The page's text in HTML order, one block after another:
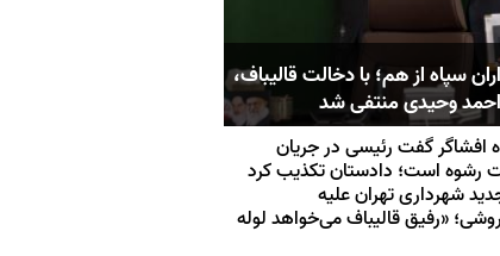
سپاه از هم؛ با دخالت قالیباف،
وحیدی منتفی شد
افشاگر گفت رئیسی در جریان
رشوه است؛ دادستان تکذیب کرد
شهرداری تهران علیه
«رفیق قالیباف می‌خواهد لوله